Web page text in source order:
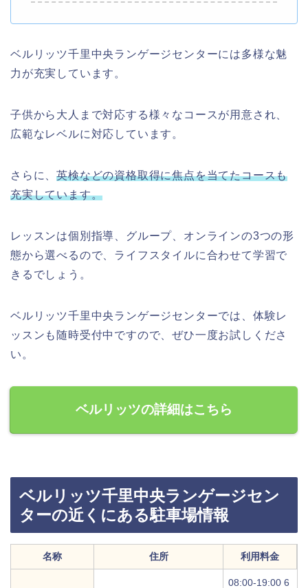
ベルリッツ千里中央ランゲージセンターには多様な魅
力が充実しています。
子供から大人まで対応する様々なコースが用意され、
広範なレベルに対応しています。
さらに、英検などの資格取得に焦点を当てたコースも
充実しています。
レッスンは個別指導、グループ、オンラインの3つの形
態から選べるので、ライフスタイルに合わせて学習で
きるでしょう。
ベルリッツ千里中央ランゲージセンターでは、体験レ
ッスンも随時受付中ですので、ぜひ一度お試しくださ
い。
ベルリッツの詳細はこちら
ベルリッツ千里中央ランゲージセン
ターの近くにある駐車場情報
名称 住所 利用料金
08:00-19:00 6